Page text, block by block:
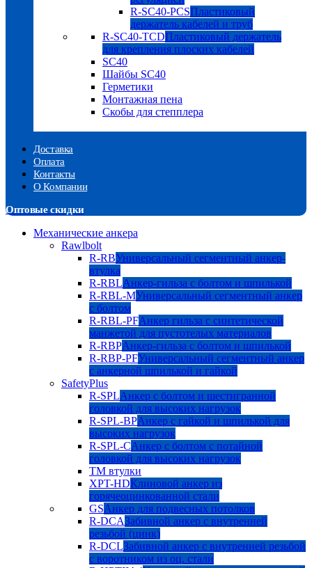
R-SC40-PCSПластиковый
держатель кабелей и труб
R-SC40-TCDПластиковый держатель
для крепления плоских кабелей
SC40
Шайбы SC40
Герметики
Монтажная пена
Скобы для степплера
Доставка
Оплата
Контакты
О Компании
Оптовые скидки
Механические анкера
Rawlbolt
R-RBУниверсальный сегментный анкер-
втулка
R-RBLАнкер-гильза с болтом и шпилькой
R-RBL-MУниверсальный сегментный анкер
с болтом
R-RBL-PFАнкер гильза с синтетической
манжетой для пустотелых материалов
R-RBPАнкер-гильза с болтом и шпилькой
R-RBP-PFУниверсальный сегментный анкер
с анкерной шпилькой и гайкой
SafetyPlus
R-SPLАнкер с болтом и шестигранной
головкой для высоких нагрузок
R-SPL-BPАнкер с гайкой и шпилькой для
высоких нагрузок
R-SPL-CАнкер с болтом с потайной
головкой для высоких нагрузок
TM втулки
XPT-HDКлиновой анкер из
горячеоцинкованной стали
GSАнкер для подвесных потолков
R-DCAЗабивной анкер с внутренней
резьбой (цинк)
R-DCLЗабивной анкер с внутренней резьбой
с воротником из оц. стали